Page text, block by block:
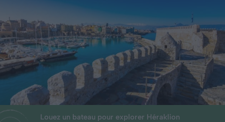
Louez un bateau pour explorer Héraklion